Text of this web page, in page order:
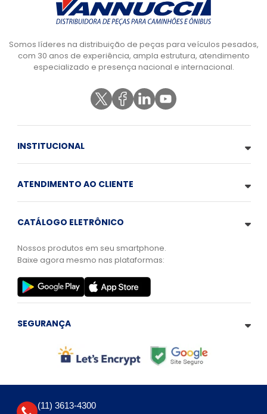
Somos líderes na distribuição de peças para veículos pesados,
com 30 anos de experiência, ampla estrutura, atendimento
especializado e presença nacional e internacional.
INSTITUCIONAL
ATENDIMENTO AO CLIENTE
CATÁLOGO ELETRÔNICO
Nossos produtos em seu smartphone.
Baixe agora mesmo nas plataformas:
SEGURANÇA
(11) 3613-4300